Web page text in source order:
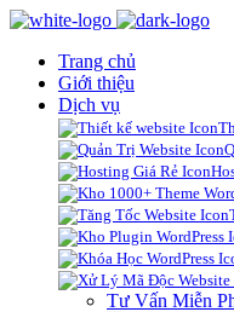
Trang chủ
Giới thiệu
Dịch vụ
Tư Vấn Miễn